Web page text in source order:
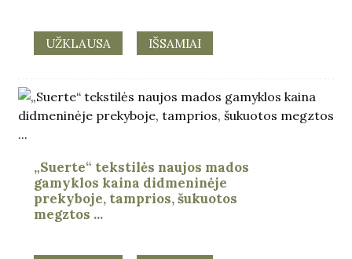
UŽKLAUSA IŠSAMIAI
„Suerte“ tekstilės naujos mados
gamyklos kaina didmeninėje
prekyboje, tamprios, šukuotos
megztos ...